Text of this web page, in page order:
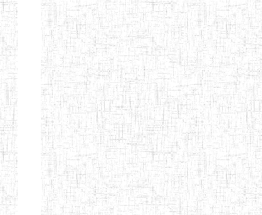
TTC TATUM
ST PIUS X
TECHNICAL
TEACHER
TRAINING
COLLEGE
TATUM
01/08/2000 ENIET
NIGHTINGALE
TEACHER
TRAINING
20/08/2013 ENIEG